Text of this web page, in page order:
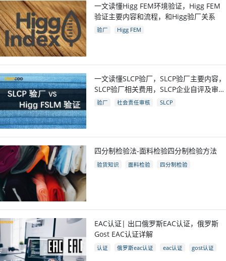
一文读懂Higg FEM环境验证，Higg FEM
验证主要内容和流程，和Higg验厂关系
验厂 Higg FEM
一文读懂SLCP验厂，SLCP验厂主要内容，
SLCP验厂相关费用，SLCP企业自评及审核
流程
验厂 社会责任审核 SLCP
四分制检验法-面料检验四分制检验方法
验货知识 面料检验 四分制检验
EAC认证| 出口俄罗斯EAC认证，俄罗斯
Gost EAC认证详解
认证 俄罗斯eac认证 eac认证
gost认证